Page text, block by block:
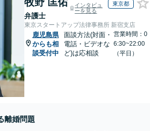
弁護士
インタビュ
ーを見る
東京都
東京スタートアップ法律事務所 新宿支店
鹿児島県
からも相
談受付中
面談方法(対面・
電話・ビデオな
ど)は応相談
営業時間：0
6:30~22:00
（平日）
離婚問題